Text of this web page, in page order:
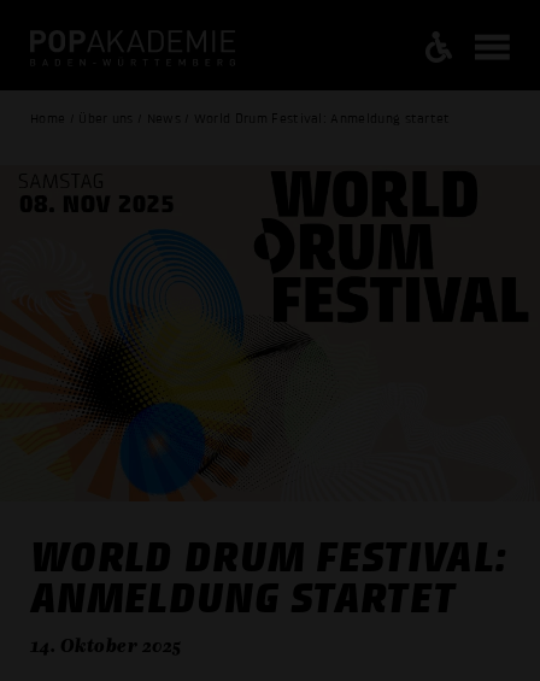
Home / Über uns / News / World Drum Festival: Anmeldung startet
WORLD DRUM FESTIVAL:
ANMELDUNG STARTET
14. Oktober 2025